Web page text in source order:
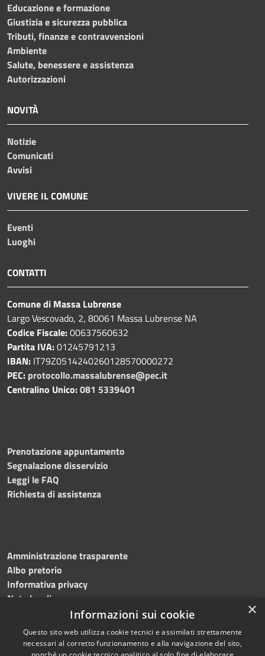
Educazione e formazione
Giustizia e sicurezza pubblica
Tributi, finanze e contravvenzioni
Ambiente
Salute, benessere e assistenza
Autorizzazioni
NOVITÀ
Notizie
Comunicati
Avvisi
VIVERE IL COMUNE
Eventi
Luoghi
CONTATTI
Comune di Massa Lubrense
Largo Vescovado, 2, 80061 Massa Lubrense NA
Codice Fiscale:00637560632
Partita IVA:01245791213
IBAN: IT79Z0514240260128570000272
PEC: protocollo.massalubrense@pec.it
Centralino Unico:081 5339401
Prenotazione appuntamento
Segnalazione disservizio
Leggi le FAQ
Richiesta di assistenza
Amministrazione trasparente
Albo pretorio
Informativa privacy
Note legali
Dichiarazione di accessibilità
×
Informazioni sui cookie
Questo sito web utilizza cookie tecnici e assimilati strettamente
necessari al corretto funzionamento e alla navigazione del sito,